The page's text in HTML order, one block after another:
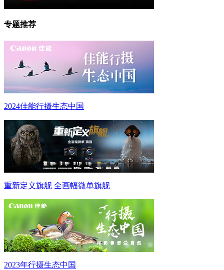
专题推荐
2024佳能行摄生态中国
重新定义旗舰 全画幅微单旗舰
2023年行摄生态中国